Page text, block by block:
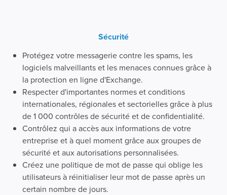
Sécurité
Protégez votre messagerie contre les spams, les
logiciels malveillants et les menaces connues grâce à
la protection en ligne d'Exchange.
Respecter d'importantes normes et conditions
internationales, régionales et sectorielles grâce à plus
de 1 000 contrôles de sécurité et de confidentialité.
Contrôlez qui a accès aux informations de votre
entreprise et à quel moment grâce aux groupes de
sécurité et aux autorisations personnalisées.
Créez une politique de mot de passe qui oblige les
utilisateurs à réinitialiser leur mot de passe après un
certain nombre de jours.